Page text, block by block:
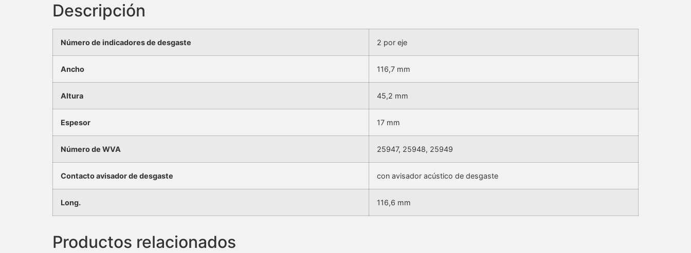
Descripción
Número de indicadores de desgaste 2 por eje
Ancho 116,7 mm
Altura 45,2 mm
Espesor 17 mm
Número de WVA 25947, 25948, 25949
Contacto avisador de desgaste con avisador acústico de desgaste
Long. 116,6 mm
Productos relacionados